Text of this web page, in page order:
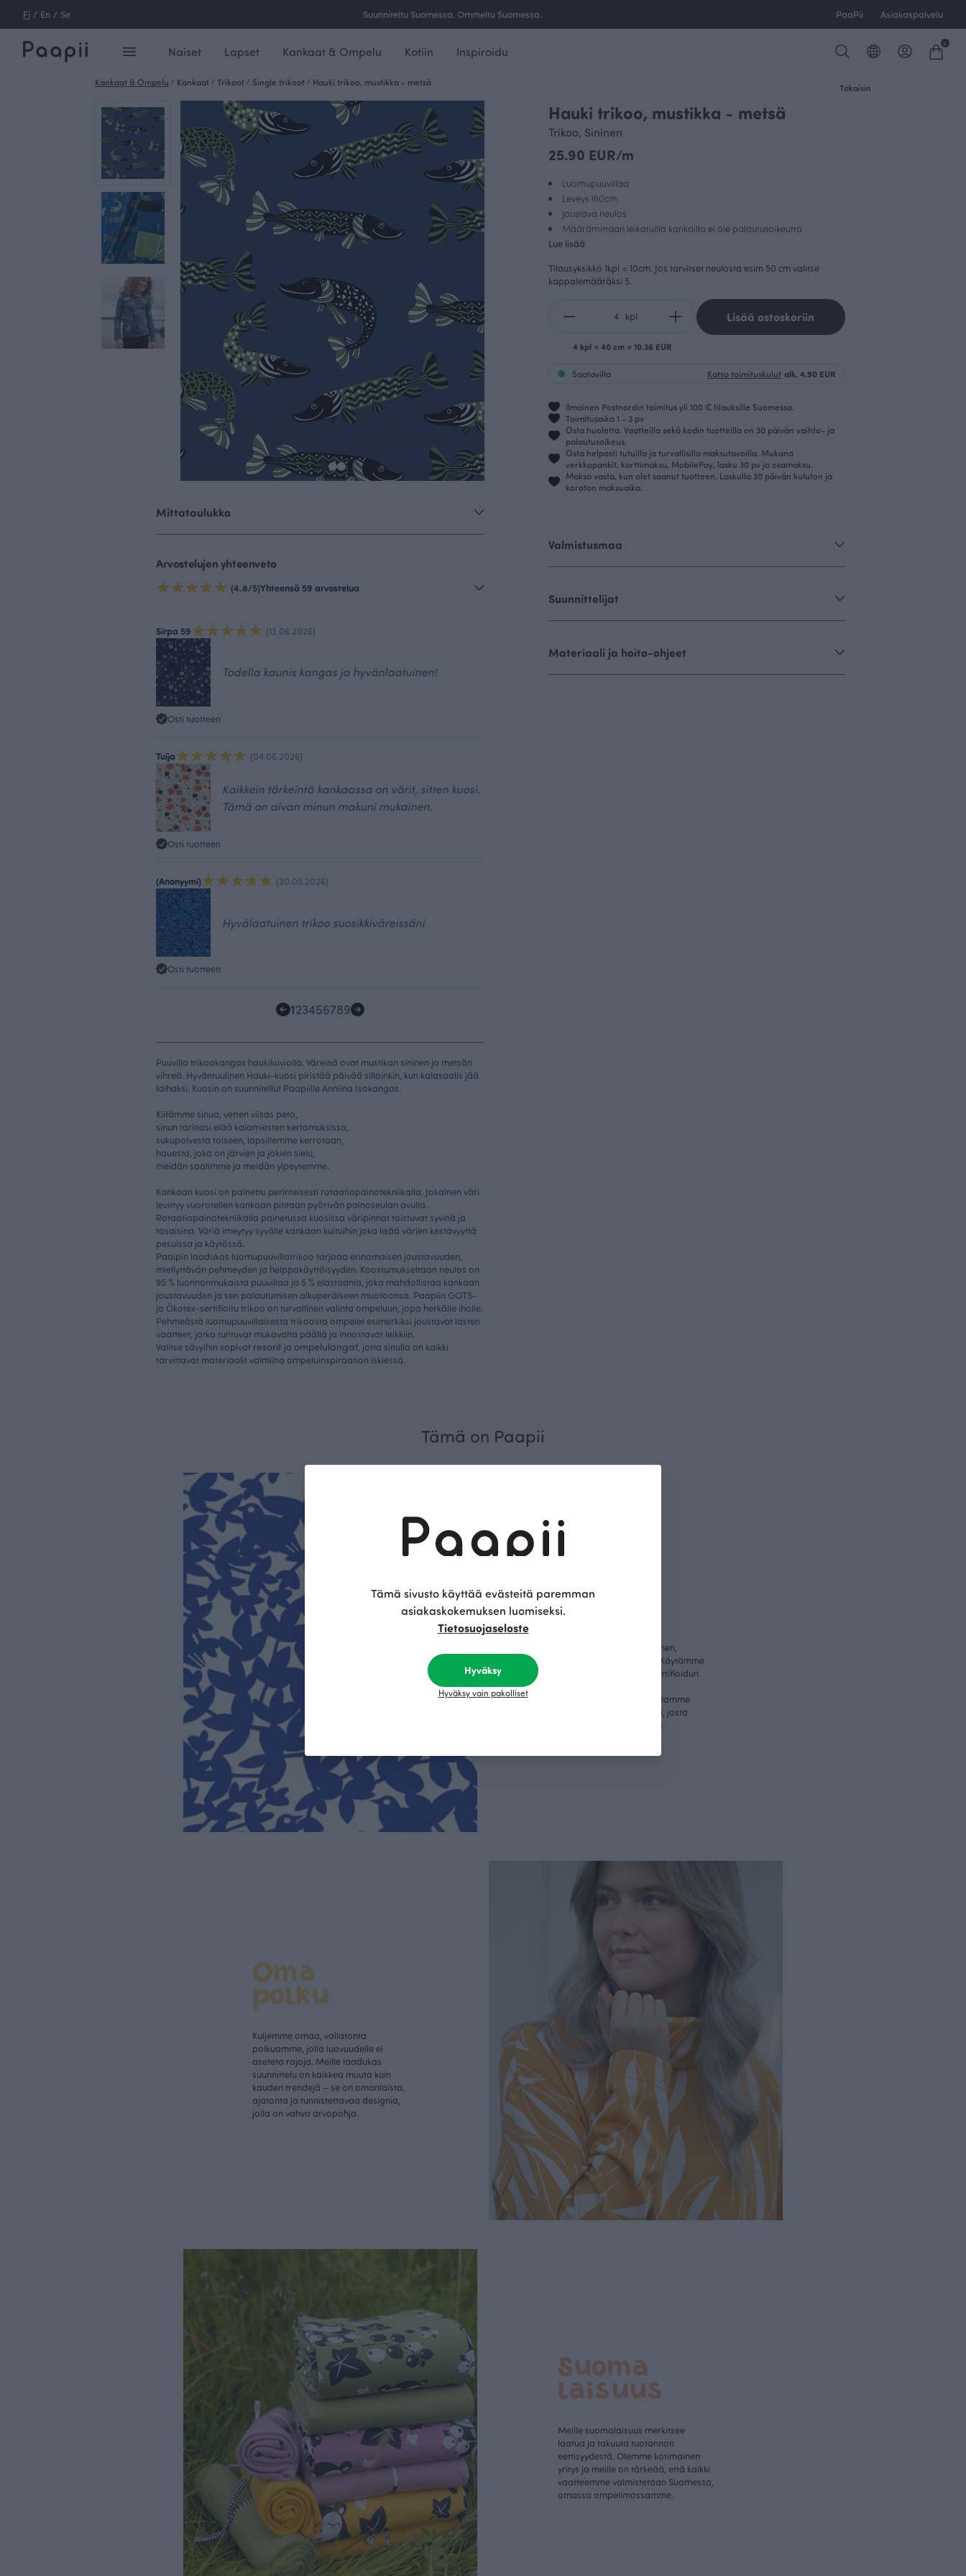
Fi / En / Se Ilmainen toimitus yli 100 € tilauksille Suomessa. PaaPii Asiakaspalvelu
Naiset Lapset Kankaat & Ompelu Kotiin Inspiroidu
0
Kankaat & Ompelu / Kankaat / Trikoot / Single trikoot / Hauki trikoo, mustikka - metsä Takaisin
Mittataulukko
Arvostelujen yhteenveto
(4.8/5)Yhteensä 59 arvostelua
Sirpa 59 (13.06.2026)
Todella kaunis kangas ja hyvänlaatuinen!
Osti tuotteen
Tuija (04.06.2026)
Kaikkein tärkeintä kankaassa on värit, sitten kuosi.
Tämä on aivan minun makuni mukainen.
Osti tuotteen
(Anonyymi) (30.05.2026)
Hyvälaatuinen trikoo suosikkiväreissäni
Osti tuotteen
123456789
Puuvilla trikookangas haukikuviolla. Väreinä ovat mustikan sininen ja metsän
vihreä. Hyväntuulinen Hauki-kuosi piristää päivää silloinkin, kun kalasaalis jää
laihaksi. Kuosin on suunnitellut Paapiille Anniina Isokangas.
Kiitämme sinua, vetten viisas peto,
sinun tarinasi elää kalamiesten kertomuksissa,
sukupolvesta toiseen, lapsillemme kerrotaan,
hauesta, joka on järvien ja jokien sielu,
meidän saalimme ja meidän ylpeytemme.
Kankaan kuosi on painettu perinteisesti rotaatiopainotekniikalla. Jokainen väri
levittyy vuorotellen kankaan pintaan pyörivän painoseulan avulla.
Rotaatiopainotekniikalla painetussa kuosissa väripinnat toistuvat syvinä ja
tasaisina. Väriä imeytyy syvälle kankaan kuituihin joka lisää värien kestävyyttä
pesuissa ja käytössä.
Paaipin laadukas luomupuuvillatrikoo tarjoaa erinomaisen joustavuuden,
miellyttävän pehmeyden ja helppokäyttöisyyden. Koostumukseltaan neulos on
95 % luonnonmukaista puuvillaa ja 5 % elastaania, joka mahdollistaa kankaan
joustavuuden ja sen palautumisen alkuperäiseen muotoonsa. Paapiin GOTS-
ja Ökotex-sertifioitu trikoo on turvallinen valinta ompeluun, jopa herkälle iholle.
Pehmeästä luomupuuvillaisesta trikoosta ompelet esimerkiksi joustavat lasten
vaatteet, jotka tuntuvat mukavalta päällä ja innostavat leikkiin.
Valitse sävyihin sopivat resorit ja ompelulangat , jotta sinulla on kaikki
tarvittavat materiaalit valmiina ompeluinspiraation iskiessä.
Hauki trikoo, mustikka - metsä
Trikoo, Sininen
25.90 EUR/m
Luomupuuvillaa
Leveys 160cm
Joustava neulos
Määrämittaan leikatuilla kankailla ei ole palautusoikeutta
Lue lisää
Tilausyksikkö 1kpl = 10cm. Jos tarvitset neulosta esim 50 cm valitse
kappalemääräksi 5.
kpl Lisää ostoskoriin
4 kpl = 40 cm = 10.36 EUR
Saatavilla Katso toimituskulut alk. 4.90 EUR
Ilmainen Postnordin toimitus yli 100 € tilauksille Suomessa.
Toimitusaika 1 - 3 pv
Osta huoletta. Vaatteilla sekä kodin tuotteilla on 30 päivän vaihto- ja
palautusoikeus.
Osta helposti tutuilla ja turvallisilla maksutavoilla. Mukana
verkkopankit, korttimaksu, MobilePay, lasku 30 pv ja osamaksu.
Maksa vasta, kun olet saanut tuotteen. Laskulla 30 päivän kuluton ja
koroton maksuaika.
Valmistusmaa
Suunnittelijat
Materiaali ja hoito-ohjeet
Tämä on Paapii
Kestä
vyys
Olemme aidosti vastuullinen,
kotimainen designyritys. Käytämme
vain GOTS- ja Ökotex-sertifioidun
luomupuuvillaa ja valmistamme
kaikki vaatteet Suomessa, josta
kertoo Avainlippu-tunnus.
Oma
polku
Kuljemme omaa, vallatonta
polkuamme, jolla luovuudelle ei
aseteta rajoja. Meille laadukas
suunnittelu on kaikkea muuta kuin
kauden trendejä – se on omanlaista,
ajatonta ja tunnistettavaa designia,
jolla on vahva arvopohja.
Suoma
laisuus
Meille suomalaisuus merkitsee
laatua ja takuuta tuotannon
eettisyydestä. Olemme kotimainen
yritys ja meille on tärkeää, että kaikki
vaatteemme valmistetaan Suomessa,
omassa ompelimossamme.
Tämä sivusto käyttää evästeitä paremman
asiakaskokemuksen luomiseksi.
Tietosuojaseloste
Hyväksy
Hyväksy vain pakolliset